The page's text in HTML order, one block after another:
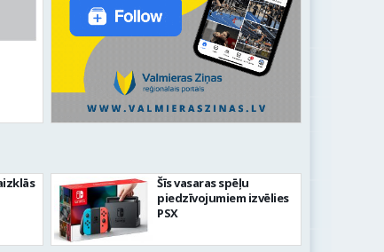
Šīs vasaras spēļu
piedzīvojumiem izvēlies
PSX